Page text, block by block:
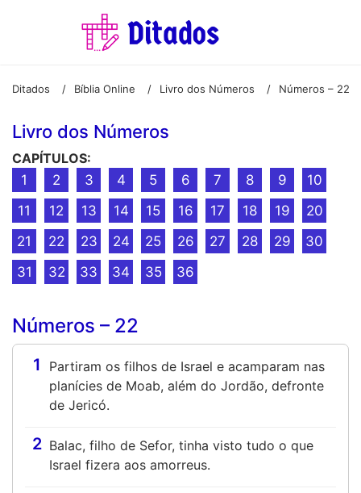
Ditados / Bíblia Online / Livro dos Números / Números – 22
Livro dos Números
CAPÍTULOS:
1
2 3 4 5 6 7 8 9
10
11
12 13 14 15 16 17 18 19
20
21
22 23 24 25 26 27 28 29
30
31
32 33 34 35 36
Números – 22
1
Partiram os filhos de Israel e acamparam nas
planícies de Moab, além do Jordão, defronte
de Jericó.
2 Balac, filho de Sefor, tinha visto tudo o que
Israel fizera aos amorreus.